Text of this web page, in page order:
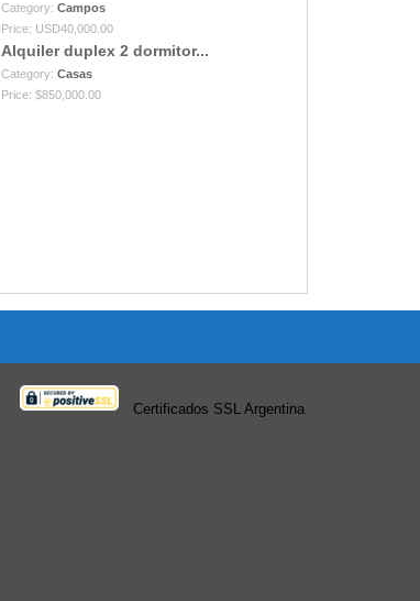
Category: Campos
Price: USD40,000.00
Alquiler duplex 2 dormitor...
Category: Casas
Price: $850,000.00
Certificados SSL Argentina